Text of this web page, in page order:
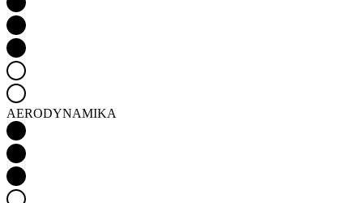
AERODYNAMIKA